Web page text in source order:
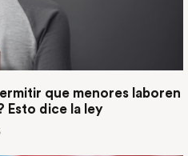
que menores laboren
Esto dice la ley